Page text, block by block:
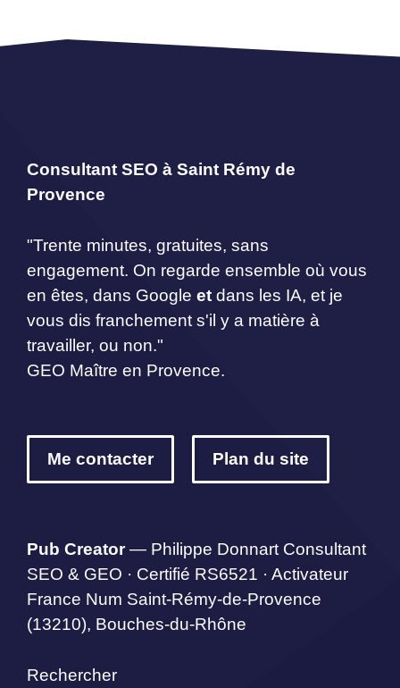
Consultant SEO à Saint Rémy de
Provence
"Trente minutes, gratuites, sans
engagement. On regarde ensemble où vous
en êtes, dans Google et dans les IA, et je
vous dis franchement s'il y a matière à
travailler, ou non."
GEO Maître en Provence.
Me contacter Plan du site
Pub Creator— Philippe Donnart Consultant
SEO & GEO · Certifié RS6521 · Activateur
France Num Saint-Rémy-de-Provence
(13210), Bouches-du-Rhône
Rechercher